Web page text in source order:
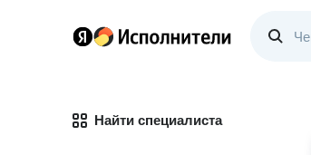
Найти специалиста